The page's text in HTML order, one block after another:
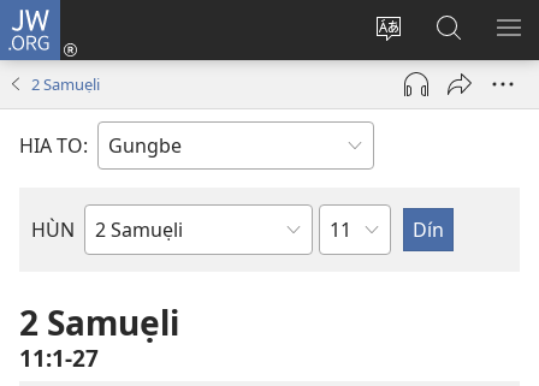
JW.ORG
Diọ
ogbè
nọtẹn
Hùn
Adà
Towe
(opens
new
Dín
to
JW.ORG
2 Samuẹli
HIA TO:
HÙN
Bible
Weta
2 Samuẹli
11:1-27